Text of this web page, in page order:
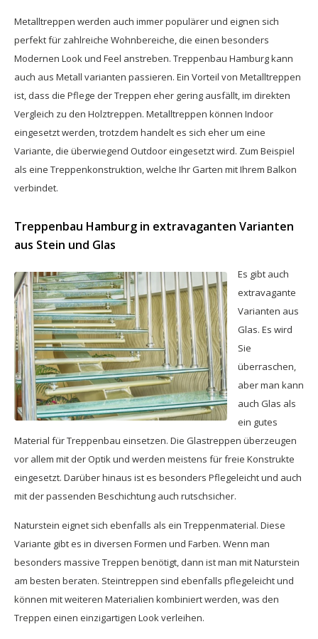
Metalltreppen werden auch immer populärer und eignen sich
perfekt für zahlreiche Wohnbereiche, die einen besonders
Modernen Look und Feel anstreben. Treppenbau Hamburg kann
auch aus Metall varianten passieren. Ein Vorteil von Metalltreppen
ist, dass die Pflege der Treppen eher gering ausfällt, im direkten
Vergleich zu den Holztreppen. Metalltreppen können Indoor
eingesetzt werden, trotzdem handelt es sich eher um eine
Variante, die überwiegend Outdoor eingesetzt wird. Zum Beispiel
als eine Treppenkonstruktion, welche Ihr Garten mit Ihrem Balkon
verbindet.
Treppenbau Hamburg in extravaganten Varianten
aus Stein und Glas
Es gibt auch
extravagante
Varianten aus
Glas. Es wird
Sie
überraschen,
aber man kann
auch Glas als
ein gutes
Material für Treppenbau einsetzen. Die Glastreppen überzeugen
vor allem mit der Optik und werden meistens für freie Konstrukte
eingesetzt. Darüber hinaus ist es besonders Pflegeleicht und auch
mit der passenden Beschichtung auch rutschsicher.
Naturstein eignet sich ebenfalls als ein Treppenmaterial. Diese
Variante gibt es in diversen Formen und Farben. Wenn man
besonders massive Treppen benötigt, dann ist man mit Naturstein
am besten beraten. Steintreppen sind ebenfalls pflegeleicht und
können mit weiteren Materialien kombiniert werden, was den
Treppen einen einzigartigen Look verleihen.